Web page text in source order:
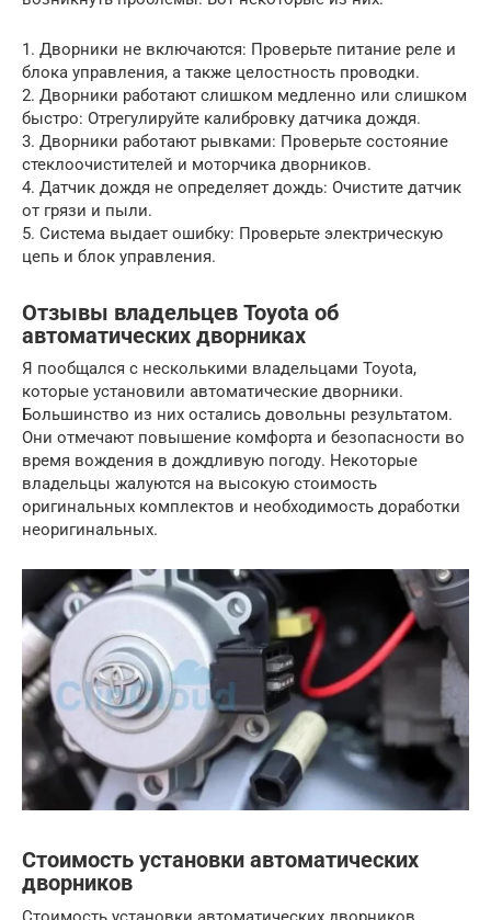
1. Дворники не включаются: Проверьте питание реле и
блока управления, а также целостность проводки.
2. Дворники работают слишком медленно или слишком
быстро: Отрегулируйте калибровку датчика дождя.
3. Дворники работают рывками: Проверьте состояние
стеклоочистителей и моторчика дворников.
4. Датчик дождя не определяет дождь: Очистите датчик
от грязи и пыли.
5. Система выдает ошибку: Проверьте электрическую
цепь и блок управления.
Отзывы владельцев Toyota об
автоматических дворниках
Я пообщался с несколькими владельцами Toyota,
которые установили автоматические дворники.
Большинство из них остались довольны результатом.
Они отмечают повышение комфорта и безопасности во
время вождения в дождливую погоду. Некоторые
владельцы жалуются на высокую стоимость
оригинальных комплектов и необходимость доработки
неоригинальных.
Стоимость установки автоматических
дворников